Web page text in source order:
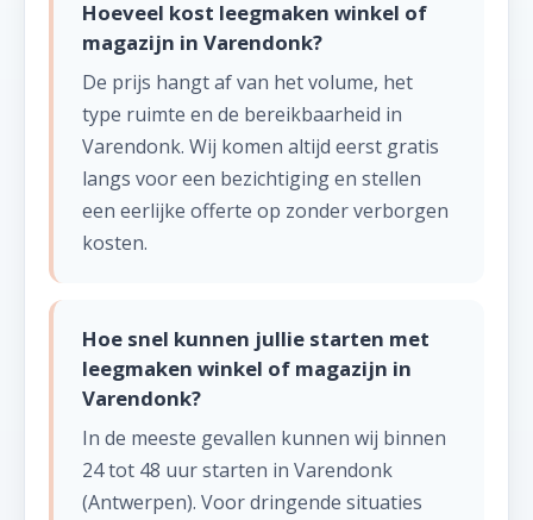
Hoeveel kost leegmaken winkel of
magazijn in Varendonk?
De prijs hangt af van het volume, het
type ruimte en de bereikbaarheid in
Varendonk. Wij komen altijd eerst gratis
langs voor een bezichtiging en stellen
een eerlijke offerte op zonder verborgen
kosten.
Hoe snel kunnen jullie starten met
leegmaken winkel of magazijn in
Varendonk?
In de meeste gevallen kunnen wij binnen
24 tot 48 uur starten in Varendonk
(Antwerpen). Voor dringende situaties